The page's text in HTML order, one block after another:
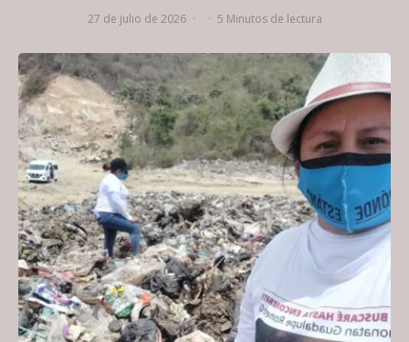
27 de julio de 2026 · · 5 Minutos de lectura